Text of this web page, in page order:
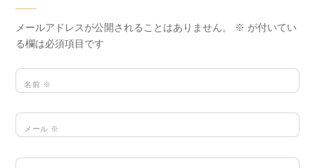
メールアドレスが公開されることはありません。 ※ が付いてい
る欄は必須項目です
名前 ※
メール ※